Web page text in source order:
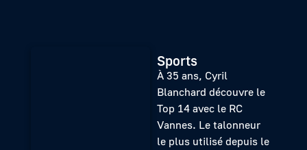
Sports
À 35 ans, Cyril
Blanchard découvre le
Top 14 avec le RC
Vannes. Le talonneur
le plus utilisé depuis le